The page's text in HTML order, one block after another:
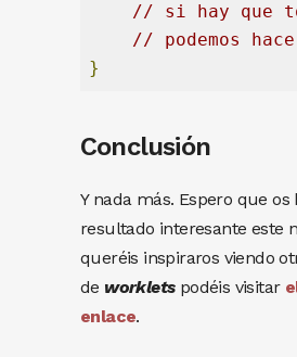
// si hay que
// podemos
}
Conclusión
Y nada más. Espero que os
resultado interesante este
queréis inspiraros viendo
de workletspodéis visitar
enlace.